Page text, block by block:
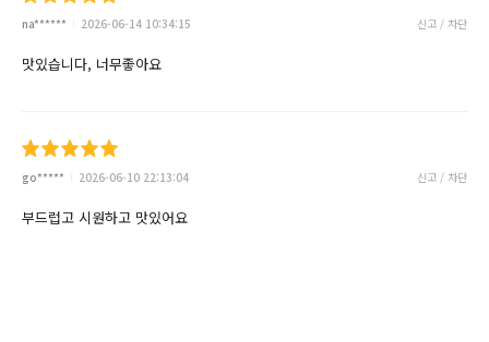
na****** 2026-06-14 10:34:15 신고 / 차단
맛있습니다, 너무좋아요
go***** 2026-06-10 22:13:04 신고 / 차단
부드럽고 시원하고 맛있어요